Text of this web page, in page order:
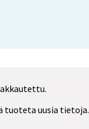
tuoteta uusia tietoja.